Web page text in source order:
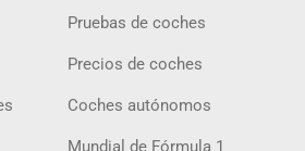
Pruebas de coches
Precios de coches
Coches autónomos
Mundial de Fórmula 1